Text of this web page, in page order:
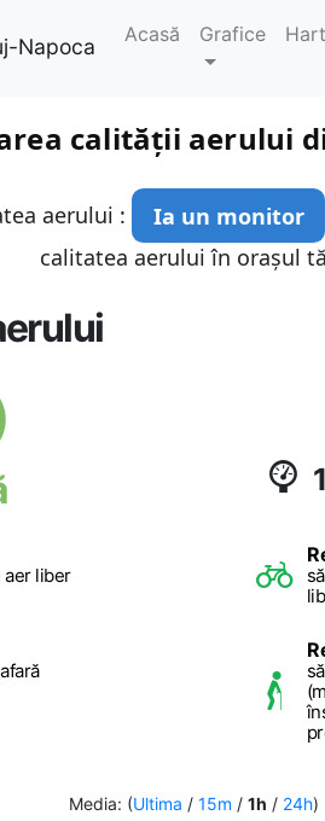
Napoca Acasă Grafice
calității aerului
aerului : Ia un monitor
calitatea aerului în orașul
aer liber
Media: (Ultima / 15m / 1h / 24h)